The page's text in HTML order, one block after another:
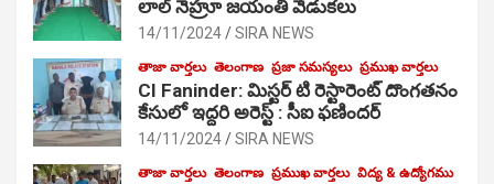
లాల్ నెహ్రూ జయంతి వేడుకలు
14/11/2024 SIRA NEWS
తాజా వార్తలు తెలంగాణ ప్రజా సమస్యలు ప్రముఖ వార్తలు
CI Faninder: మిస్టర్ టి రెస్టారెంట్ దొంగతనం
కేసులో ఇద్దరి అరెస్ట్ : సీఐ ఫణిందర్
14/11/2024 SIRA NEWS
తాజా వార్తలు తెలంగాణ ప్రముఖ వార్తలు విద్య & ఉద్యోగము